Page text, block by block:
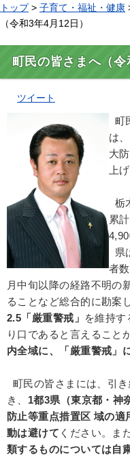
トップ> 子育て・福祉・健康
（令和3年4月12日）
町民の皆さまへ（令
ツイート
町
は
大
上
栃
累
県
者
月中旬以降の経路不明の
ることなど総合的に勘案し
2.5「厳重警戒」
を維持す
り口であると言えること
内全域に、「厳重警戒」
町民の皆さまには、引き
き、 1都3県（東京都・神
防止等重点措置区 域の
動は避けて ください。ま
類するものについては自